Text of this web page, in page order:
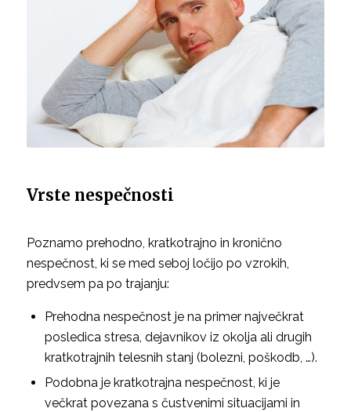
Vrste nespečnosti
Poznamo prehodno, kratkotrajno in kronično
nespečnost, ki se med seboj ločijo po vzrokih,
predvsem pa po trajanju:
Prehodna nespečnost je na primer največkrat
posledica stresa, dejavnikov iz okolja ali drugih
kratkotrajnih telesnih stanj (bolezni, poškodb, …).
Podobna je kratkotrajna nespečnost, ki je
večkrat povezana s čustvenimi situacijami in